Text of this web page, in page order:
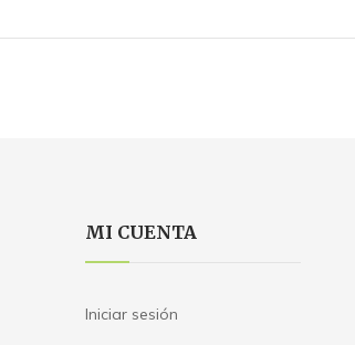
MI CUENTA
Iniciar sesión